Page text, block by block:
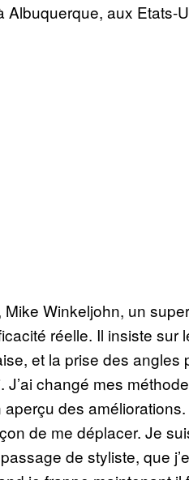
Albuquerque, aux Etats-
Mike Winkeljohn, un
réelle. Il insiste
et la prise des angles
changé mes
des
de me déplacer. Je
de styliste, que